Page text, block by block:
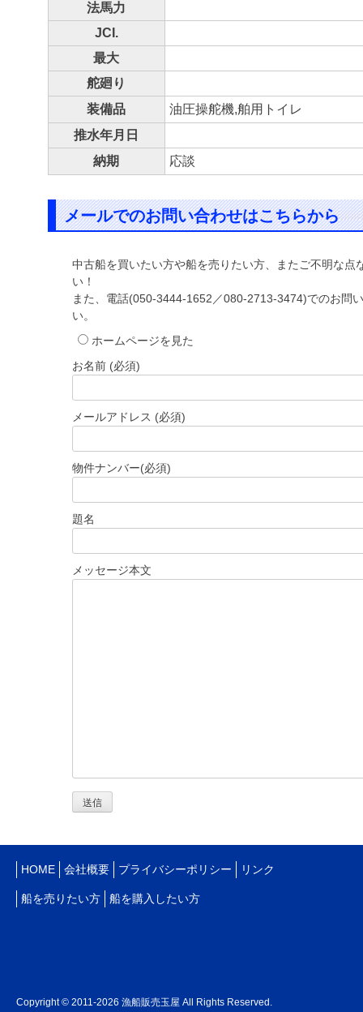
法馬力
JCI.
最大
舵廻り
装備品
油圧操舵機,舶用トイレ
推水年月日
納期
応談
メールでのお問い合わせはこちらから
中古船を買いたい方や船を売りたい方、またご不明な
い！
また、電話(050-3444-1652／080-2713-3474)でのお問
い。
ホームページを見た
お名前 (必須)
メールアドレス (必須)
物件ナンバー(必須)
題名
メッセージ本文
HOME 会社概要 プライバシーポリシー リンク
船を売りたい方 船を購入したい方
Copyright © 2011-2026 漁船販売玉屋 All Rights Reserved.